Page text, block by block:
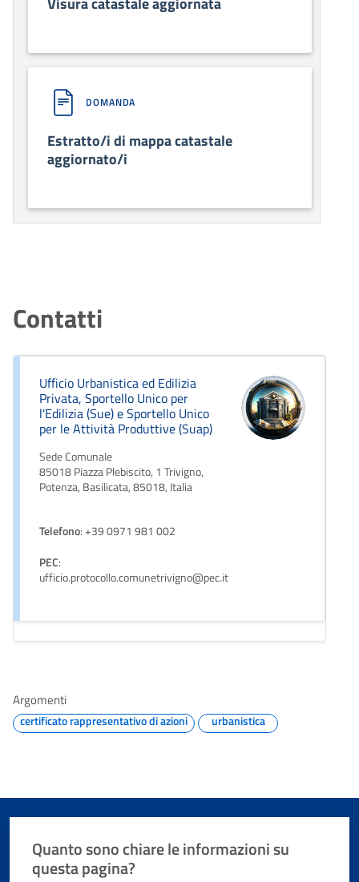
DOMANDA
Estratto/i di mappa catastale
aggiornato/i
Contatti
Ufficio Urbanistica ed Edilizia
Privata, Sportello Unico per
l'Edilizia (Sue) e Sportello Unico
per le Attività Produttive (Suap)
Sede Comunale
85018 Piazza Plebiscito, 1 Trivigno,
Potenza, Basilicata, 85018, Italia
Telefono: +39 0971 981 002
PEC:
ufficio.protocollo.comunetrivigno@pec.it
Argomenti
certificato rappresentativo di azioni urbanistica
Quanto sono chiare le informazioni su
questa pagina?